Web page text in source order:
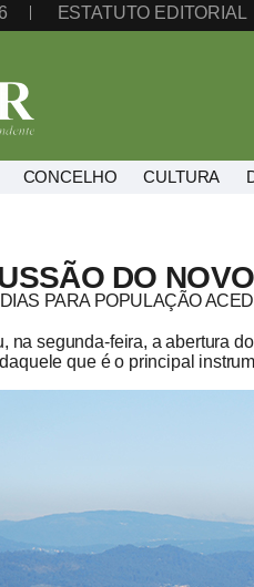
ESTATUTO EDITORIAL
CONCELHO CULTURA
DO
PARA POPULAÇÃO
na segunda-feira, a abertura
que é o principal